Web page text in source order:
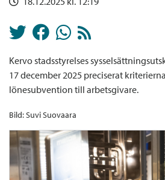
Kervo stadsstyrelses
17 december 2025 preciserat
lönesubvention till arbetsgivare.
Bild: Suvi Suovaara